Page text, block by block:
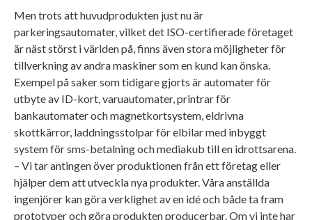
Men trots att huvudprodukten just nu är
parkeringsautomater, vilket det ISO-certifierade företaget
är näst störst i världen på, finns även stora möjligheter för
tillverkning av andra maskiner som en kund kan önska.
Exempel på saker som tidigare gjorts är automater för
utbyte av ID-kort, varuautomater, printrar för
bankautomater och magnetkortsystem, eldrivna
skottkärror, laddningsstolpar för elbilar med inbyggt
system för sms-betalning och mediakub till en idrottsarena.
– Vi tar antingen över produktionen från ett företag eller
hjälper dem att utveckla nya produkter. Våra anställda
ingenjörer kan göra verklighet av en idé och både ta fram
prototyper och göra produkten producerbar. Om vi inte har